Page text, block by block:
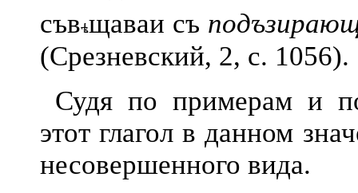
съв щаваи съ
(Срезневский, 2, с. 1056).
Судя по примерам и
этот глагол в данном
несовершенного вида.